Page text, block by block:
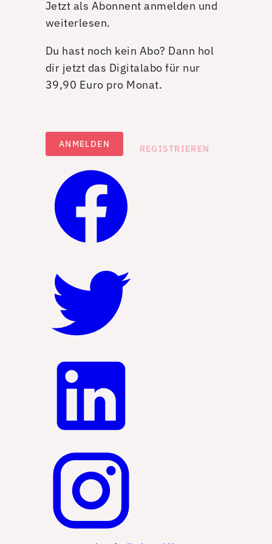
Jetzt als Abonnent anmelden und
weiterlesen.
Du hast noch kein Abo? Dann hol
dir jetzt das Digitalabo für nur
39,90 Euro pro Monat.
ANMELDEN REGISTRIEREN